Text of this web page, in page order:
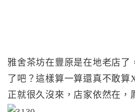
雅舍茶坊在豐原是在地老店了
了吧？這樣算一算還真不敢
正就很久沒來，店家依然在，